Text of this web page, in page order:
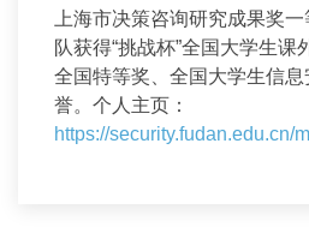
上海市决策咨询研究成果奖
队获得“挑战杯”全国大学生课
全国特等奖、全国大学生信
誉。个人主页：
https://security.fudan.edu.cn/